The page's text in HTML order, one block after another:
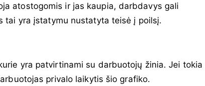
atostogomis ir jas kaupia, darbdavys gali
tai yra įstatymu nustatyta teisė į poilsį.
yra patvirtinami su darbuotojų žinia. Jei tokia
privalo laikytis šio grafiko.